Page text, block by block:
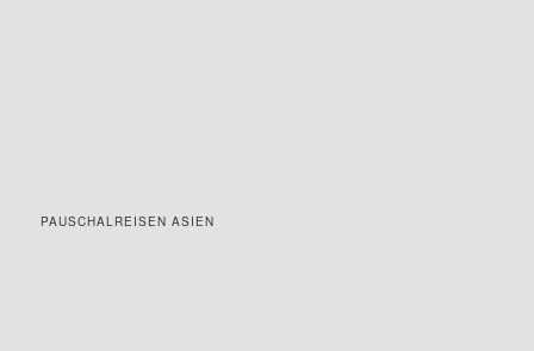
PAUSCHALREISEN ASIEN